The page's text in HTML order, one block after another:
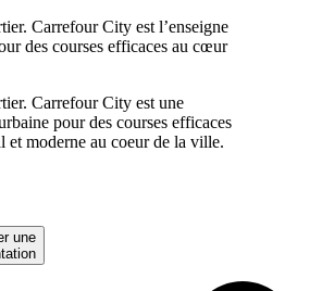
Carrefour City est l’enseigne
des courses efficaces au cœur
Carrefour City est une
pour des courses efficaces
et moderne au coeur de la ville.
une